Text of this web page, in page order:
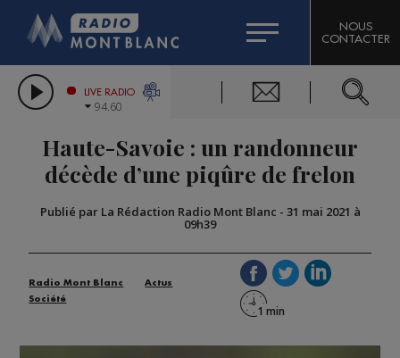
LES CHRONIQUES DE L'EXPERT
CITIZEN MACHINERY
GRAND MASSIF DOMAINES SKIABLES
BIGARD
COMPAGNIE DU MONT-BLANC
NOUS
CONTACTER
LIVE RADIO
94.60
Haute-Savoie : un randonneur
décède d’une piqûre de frelon
Publié par La Rédaction Radio Mont Blanc - 31 mai 2021 à
09h39
Radio Mont Blanc
Actus
Société